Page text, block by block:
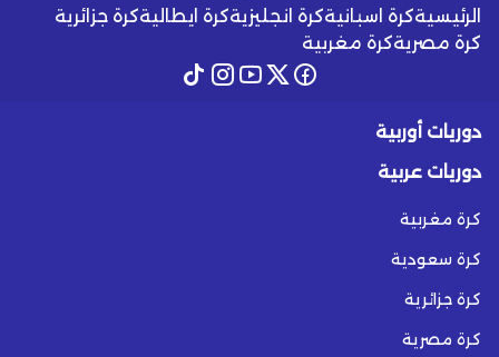
الرئيسيةكرة اسبانيةكرة انجليزيةكرة ايطاليةكرة جزائرية
كرة مصريةكرة مغربية
دوريات أوربية
دوريات عربية
كرة مغربية
كرة سعودية
كرة جزائرية
كرة مصرية